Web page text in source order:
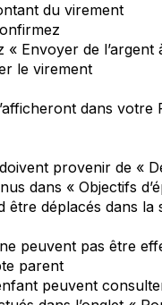
du virement
« Envoyer de l’argent
le virement
dans votre
provenir de «
dans « Objectifs
être déplacés dans la
peuvent pas être
parent
peuvent